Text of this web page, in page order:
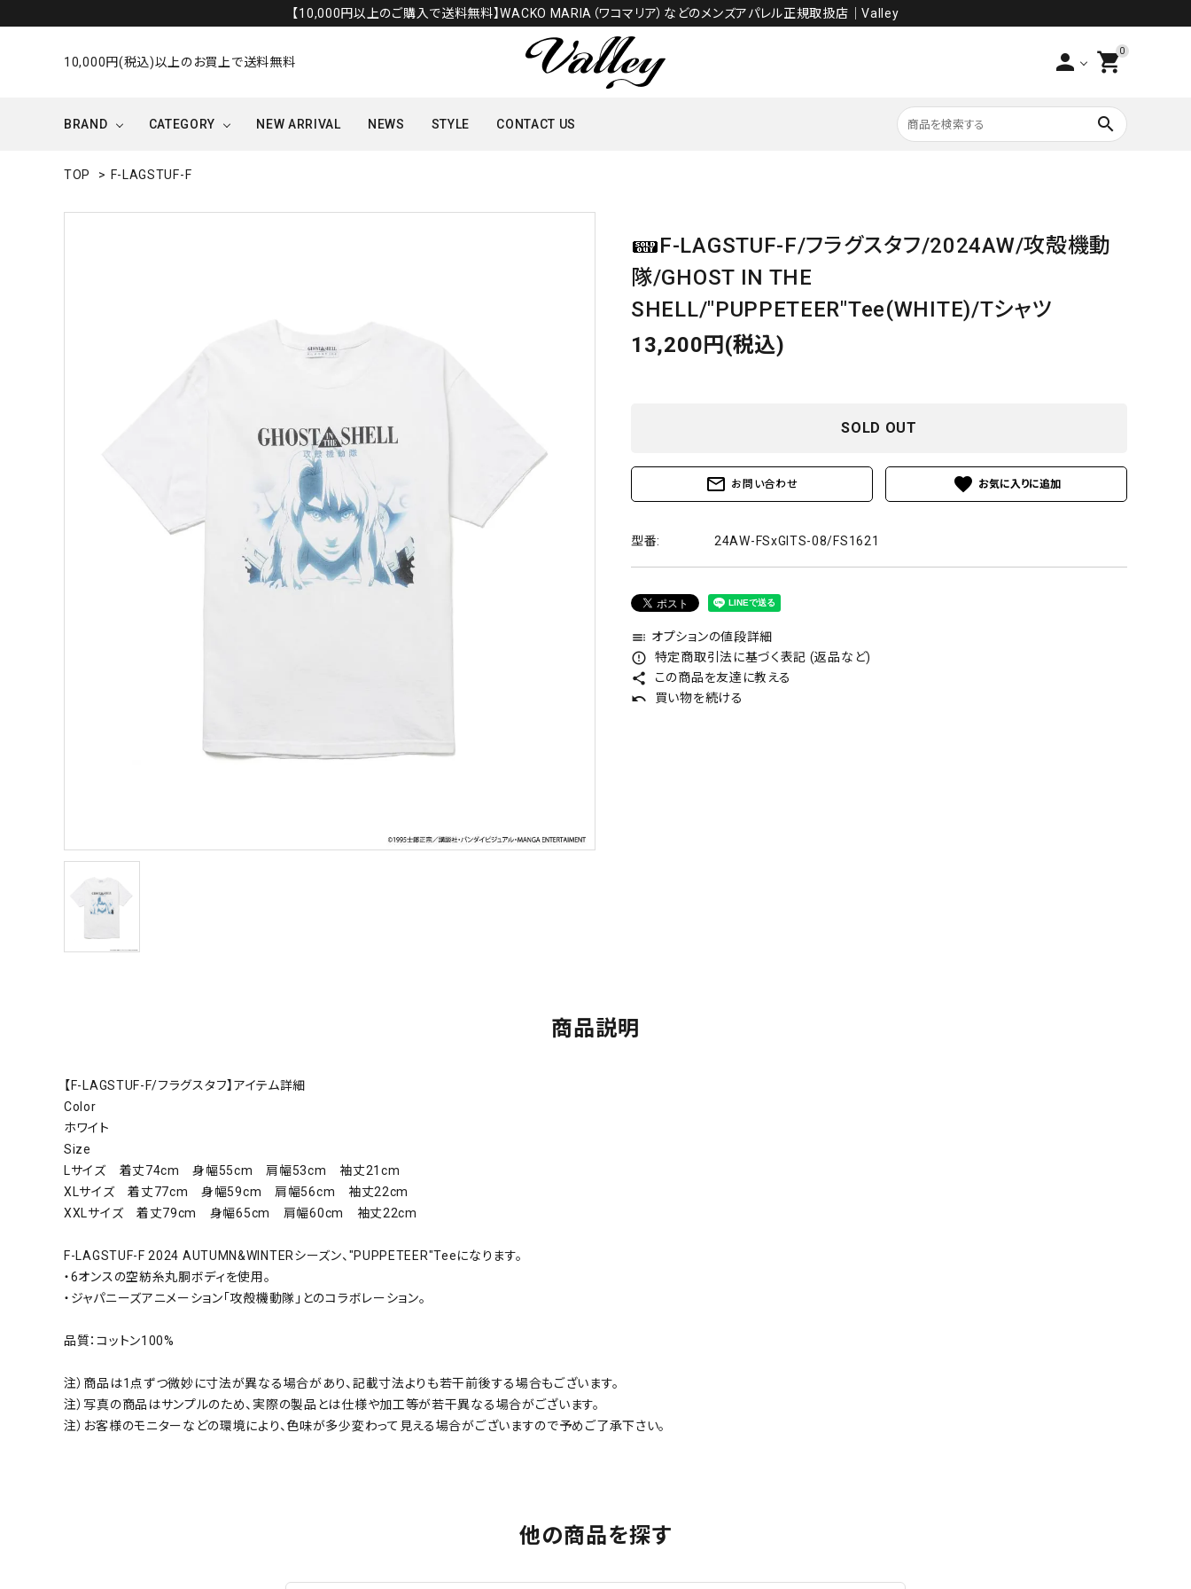
【10,000円以上のご購入で送料無料】WACKO MARIA（ワコマリア）などのメンズアパレル正規取扱店│Valley
10,000円(税込)以上のお買上で送料無料 person 0
shopping_cart
BRAND CATEGORY
SALE
NEW ARRIVAL NEWS STYLE CONTACT US search
TOP > F-LAGSTUF-F
F-LAGSTUF-F/フラグスタフ/2024AW/攻殻機動
隊/GHOST IN THE
SHELL/"PUPPETEER"Tee(WHITE)/Tシャツ
13,200円(税込)
SOLD OUT
mail_outline お問い合わせ favorite
型番: 24AW-FSxGITS-08/FS1621
toc オプションの値段詳細
error_outline 特定商取引法に基づく表記 (返品など)
share この商品を友達に教える
undo 買い物を続ける
商品説明
【F-LAGSTUF-F/フラグスタフ】アイテム詳細
Color
ホワイト
Size
Lサイズ 着丈74cm 身幅55cm 肩幅53cm 袖丈21cm
XLサイズ 着丈77cm 身幅59cm 肩幅56cm 袖丈22cm
XXLサイズ 着丈79cm 身幅65cm 肩幅60cm 袖丈22cm
F-LAGSTUF-F 2024 AUTUMN&WINTERシーズン、"PUPPETEER"Teeになります。
・6オンスの空紡糸丸胴ボディを使用。
・ジャパニーズアニメーション「攻殻機動隊」とのコラボレーション。
品質：コットン100%
注）商品は1点ずつ微妙に寸法が異なる場合があり、記載寸法よりも若干前後する場合もございます。
注）写真の商品はサンプルのため、実際の製品とは仕様や加工等が若干異なる場合がございます。
注）お客様のモニターなどの環境により、色味が多少変わって見える場合がございますので予めご了承下さい。
他の商品を探す